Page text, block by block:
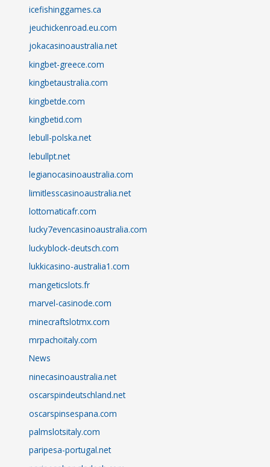
icefishinggames.ca
jeuchickenroad.eu.com
jokacasinoaustralia.net
kingbet-greece.com
kingbetaustralia.com
kingbetde.com
kingbetid.com
lebull-polska.net
lebullpt.net
legianocasinoaustralia.com
limitlesscasinoaustralia.net
lottomaticafr.com
lucky7evencasinoaustralia.com
luckyblock-deutsch.com
lukkicasino-australia1.com
mangeticslots.fr
marvel-casinode.com
minecraftslotmx.com
mrpachoitaly.com
News
ninecasinoaustralia.net
oscarspindeutschland.net
oscarspinsespana.com
palmslotsitaly.com
paripesa-portugal.net